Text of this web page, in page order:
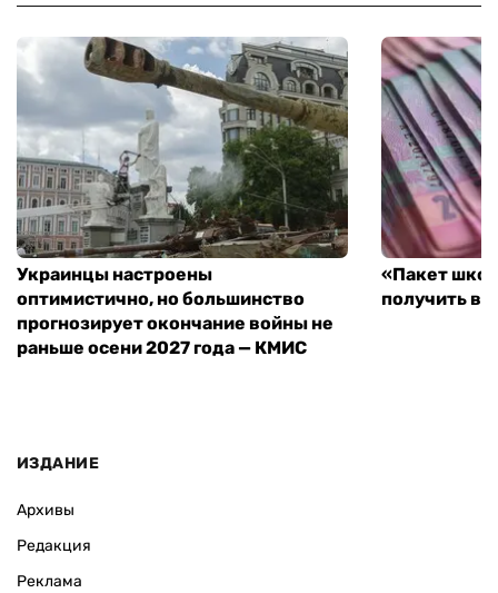
Украинцы настроены
оптимистично, но большинство
прогнозирует окончание войны не
раньше осени 2027 года — КМИС
«Пакет
получить
ИЗДАНИЕ
Архивы
Редакция
Реклама